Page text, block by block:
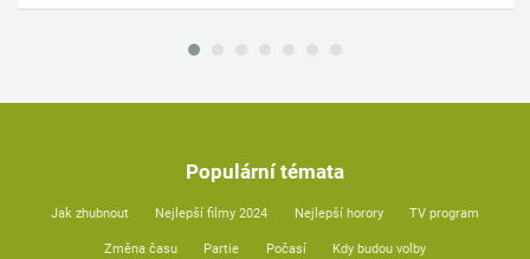
Populární témata
Jak zhubnout Nejlepší filmy 2024 Nejlepší horory TV program
Změna času Partie Počasí Kdy budou volby